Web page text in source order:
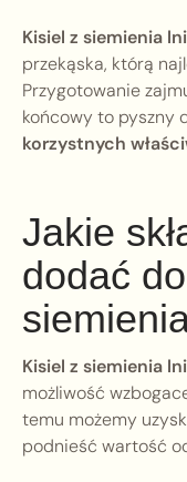
Kisiel z siemienia
przekąska, którą
Przygotowanie
końcowy to pyszny
korzystnych
Jakie
dodać
Kisiel z siemienia
możliwość
temu możemy
podnieść wartość